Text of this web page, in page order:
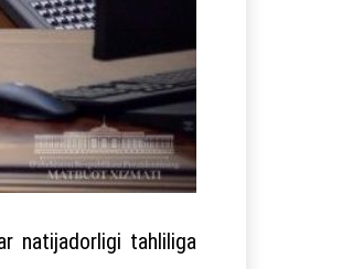
natijadorligi tahliliga